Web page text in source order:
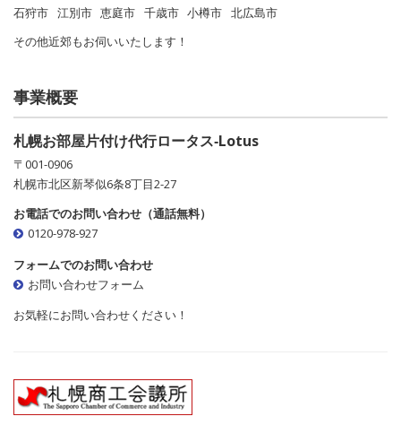
石狩市 江別市 恵庭市 千歳市 小樽市 北広島市
その他近郊もお伺いいたします！
事業概要
札幌お部屋片付け代行ロータス‐Lotus
〒001-0906
札幌市北区新琴似6条8丁目2-27
お電話でのお問い合わせ（通話無料）
0120-978-927
フォームでのお問い合わせ
お問い合わせフォーム
お気軽にお問い合わせください！